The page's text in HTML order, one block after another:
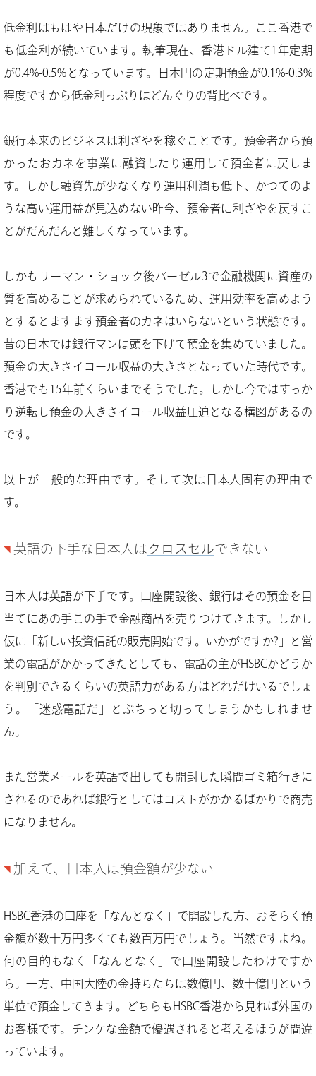
低金利はもはや日本だけの現象ではありません。ここ香港で
も低金利が続いています。執筆現在、香港ドル建て1年定期
が0.4%-0.5%となっています。日本円の定期預金が0.1%-0.3%
程度ですから低金利っぷりはどんぐりの背比べです。
銀行本来のビジネスは利ざやを稼ぐことです。預金者から預
かったおカネを事業に融資したり運用して預金者に戻しま
す。しかし融資先が少なくなり運用利潤も低下、かつてのよ
うな高い運用益が見込めない昨今、預金者に利ざやを戻すこ
とがだんだんと難しくなっています。
しかもリーマン・ショック後バーゼル3で金融機関に資産の
質を高めることが求められているため、運用効率を高めよう
とするとますます預金者のカネはいらないという状態です。
昔の日本では銀行マンは頭を下げて預金を集めていました。
預金の大きさイコール収益の大きさとなっていた時代です。
香港でも15年前くらいまでそうでした。しかし今ではすっか
り逆転し預金の大きさイコール収益圧迫となる構図があるの
です。
以上が一般的な理由です。そして次は日本人固有の理由で
す。
英語の下手な日本人は クロスセルできない
日本人は英語が下手です。口座開設後、銀行はその預金を目
当てにあの手この手で金融商品を売りつけてきます。しかし
仮に「新しい投資信託の販売開始です。いかがですか?」と営
業の電話がかかってきたとしても、電話の主がHSBCかどうか
を判別できるくらいの英語力がある方はどれだけいるでしょ
う。「迷惑電話だ」とぶちっと切ってしまうかもしれませ
ん。
また営業メールを英語で出しても開封した瞬間ゴミ箱行きに
されるのであれば銀行としてはコストがかかるばかりで商売
になりません。
加えて、日本人は預金額が少ない
HSBC香港の口座を「なんとなく」で開設した方、おそらく預
金額が数十万円多くても数百万円でしょう。当然ですよね。
何の目的もなく「なんとなく」で口座開設したわけですか
ら。一方、中国大陸の金持ちたちは数億円、数十億円という
単位で預金してきます。どちらもHSBC香港から見れば外国の
お客様です。チンケな金額で優遇されると考えるほうが間違
っています。